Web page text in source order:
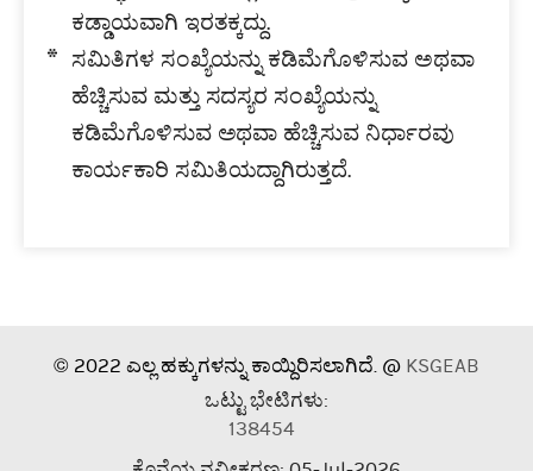
ಕಡ್ಡಾಯವಾಗಿ ಇರತಕ್ಕದ್ದು.
ಸಮಿತಿಗಳ ಸಂಖ್ಯೆಯನ್ನು ಕಡಿಮೆಗೊಳಿಸುವ ಅಥವಾ
ಹೆಚ್ಚಿಸುವ ಮತ್ತು ಸದಸ್ಯರ ಸಂಖ್ಯೆಯನ್ನು
ಕಡಿಮೆಗೊಳಿಸುವ ಅಥವಾ ಹೆಚ್ಚಿಸುವ ನಿರ್ಧಾರವು
ಕಾರ್ಯಕಾರಿ ಸಮಿತಿಯದ್ದಾಗಿರುತ್ತದೆ.
© 2022 ಎಲ್ಲ ಹಕ್ಕುಗಳನ್ನು ಕಾಯ್ದಿರಿಸಲಾಗಿದೆ. @ KSGEAB
ಒಟ್ಟು ಭೇಟಿಗಳು:
138454